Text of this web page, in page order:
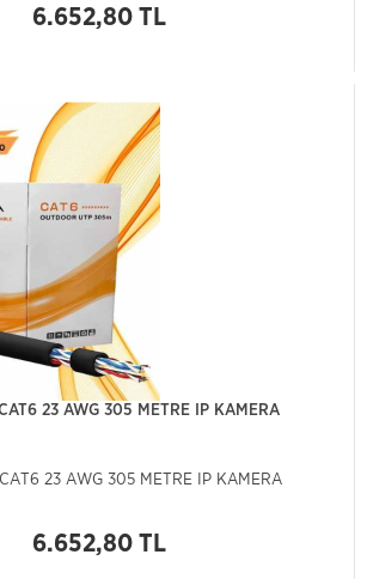
6.652,80 TL
23 AWG 305 METRE IP KAMERA
23 AWG 305 METRE IP KAMERA
6.652,80 TL